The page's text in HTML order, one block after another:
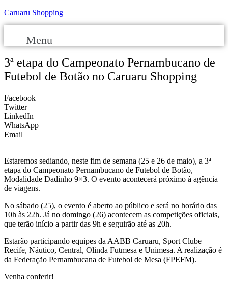
Caruaru Shopping
Menu
3ª etapa do Campeonato Pernambucano de
Futebol de Botão no Caruaru Shopping
Facebook
Twitter
LinkedIn
WhatsApp
Email
Estaremos sediando, neste fim de semana (25 e 26 de maio), a 3ª
etapa do Campeonato Pernambucano de Futebol de Botão,
Modalidade Dadinho 9×3. O evento acontecerá próximo à agência
de viagens.
No sábado (25), o evento é aberto ao público e será no horário das
10h às 22h. Já no domingo (26) acontecem as competições oficiais,
que terão início a partir das 9h e seguirão até as 20h.
Estarão participando equipes da AABB Caruaru, Sport Clube
Recife, Náutico, Central, Olinda Futmesa e Unimesa. A realização é
da Federação Pernambucana de Futebol de Mesa (FPEFM).
Venha conferir!